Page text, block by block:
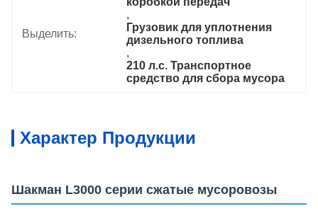
Выделить:
,
Грузовик для уплотнения
дизельного топлива
,
210 л.с. Транспортное
средство для сбора мусора
Характер Продукции
Шакман L3000 серии сжатые мусоровозы